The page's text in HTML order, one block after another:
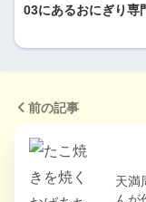
03にあるおにぎり専
前の記事
天満